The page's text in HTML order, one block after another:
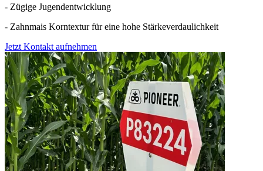
- Zügige Jugendentwicklung
- Zahnmais Korntextur für eine hohe Stärkeverdaulichkeit
Jetzt Kontakt aufnehmen